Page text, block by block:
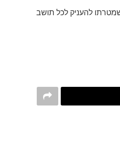
להעניק לכל תושב